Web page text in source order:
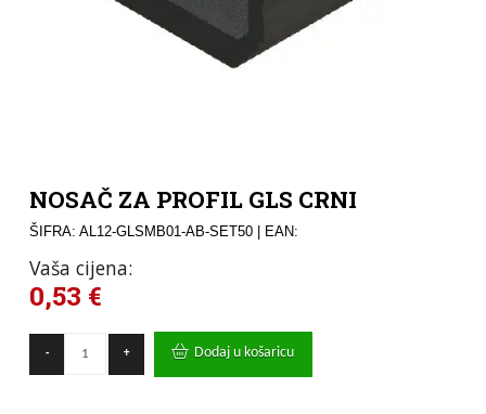
NOSAČ ZA PROFIL GLS CRNI
ŠIFRA: AL12-GLSMB01-AB-SET50| EAN:
Vaša cijena:
0,53 €
-
PROFIL
+ Dodaj u košaricu